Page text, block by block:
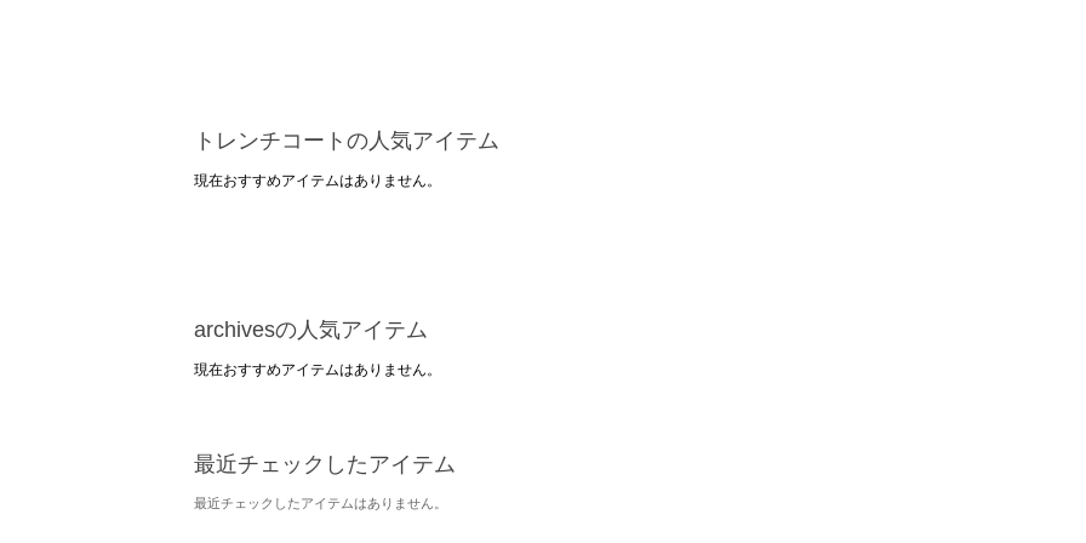
トレンチコートの人気アイテム
現在おすすめアイテムはありません。
archivesの人気アイテム
現在おすすめアイテムはありません。
最近チェックしたアイテム
最近チェックしたアイテムはありません。